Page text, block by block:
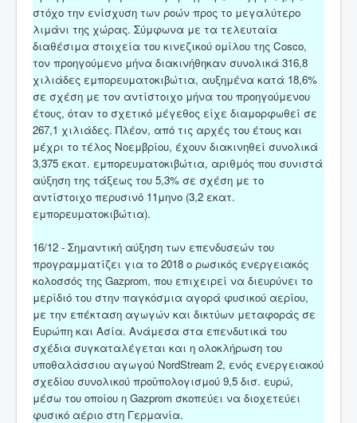
στόχο την ενίσχυση των ροών προς το μεγαλύτερο
λιμάνι της χώρας. Σύμφωνα με τα τελευταία
διαθέσιμα στοιχεία του κινεζικού ομίλου της Cosco,
τον προηγούμενο μήνα διακινήθηκαν συνολικά 316,8
χιλιάδες εμπορευματοκιβώτια, αυξημένα κατά 18,6%
σε σχέση με τον αντίστοιχο μήνα του προηγούμενου
έτους, όταν το σχετικό μέγεθος είχε διαμορφωθεί σε
267,1 χιλιάδες. Πλέον, από τις αρχές του έτους και
μέχρι το τέλος Νοεμβρίου, έχουν διακινηθεί συνολικά
3,375 εκατ. εμπορευματοκιβώτια, αριθμός που συνιστά
αύξηση της τάξεως του 5,3% σε σχέση με το
αντίστοιχο περυσινό 11μηνο (3,2 εκατ.
εμπορευματοκιβώτια).
16/12 - Σημαντική αύξηση των επενδυσεών του
προγραμματίζει για το 2018 ο ρωσικός ενεργειακός
κολοσσός της Gazprom, που επιχειρεί να διευρύνει το
μερίδιό του στην παγκόσμια αγορά φυσικού αερίου,
με την επέκταση αγωγών και δικτύων μεταφοράς σε
Ευρώπη και Ασία. Ανάμεσα στα επενδυτικά του
σχέδια συγκαταλέγεται και η ολοκλήρωση του
υποθαλάσσιου αγωγού NordStream 2, ενός ενεργειακού
σχεδίου συνολικού προϋπολογισμού 9,5 δισ. ευρώ,
μέσω του οποίου η Gazprom σκοπεύει να διοχετεύει
φυσικό αέριο στη Γερμανία.